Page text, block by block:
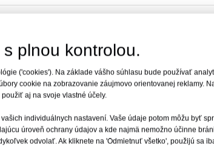
plnou kontrolou.
('cookies'). Na základe vášho súhlasu bude používať
cookie na zobrazovanie záujmovo orientovanej reklamy.
aj na svoje vlastné účely.
individuálnych nastavení. Vaše údaje potom môžu byť
úroveň ochrany údajov a kde najmä nemožno účinne
odvolať. Ak kliknete na 'Odmietnuť všetko', použijú sa